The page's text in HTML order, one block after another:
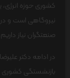
کشوری حوزه
نیروگاهی است و
صنعتگران نیاز
در ادامه دکتر
بازنشستگی کشوری